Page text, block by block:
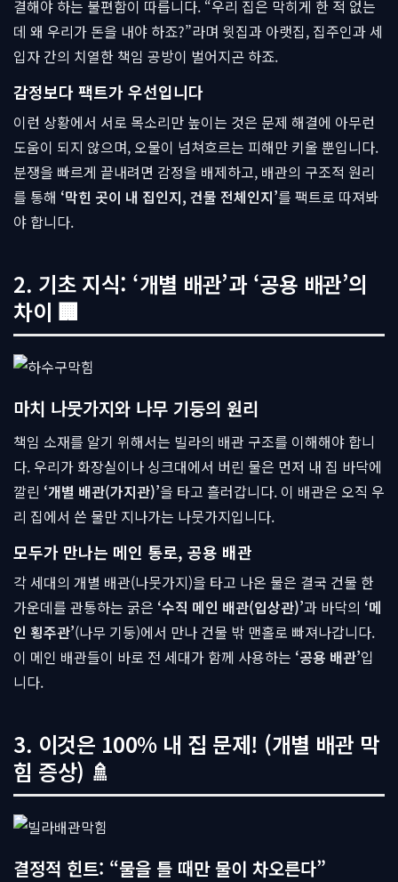
결해야 하는 불편함이 따릅니다. “우리 집은 막히게 한 적 없는
데 왜 우리가 돈을 내야 하죠?”라며 윗집과 아랫집, 집주인과 세
입자 간의 치열한 책임 공방이 벌어지곤 하죠.
감정보다 팩트가 우선입니다
이런 상황에서 서로 목소리만 높이는 것은 문제 해결에 아무런
도움이 되지 않으며, 오물이 넘쳐흐르는 피해만 키울 뿐입니다.
분쟁을 빠르게 끝내려면 감정을 배제하고, 배관의 구조적 원리
를 통해 ‘막힌 곳이 내 집인지, 건물 전체인지’를 팩트로 따져봐
야 합니다.
2. 기초 지식: ‘개별 배관’과 ‘공용 배관’의
차이 🏢
마치 나뭇가지와 나무 기둥의 원리
책임 소재를 알기 위해서는 빌라의 배관 구조를 이해해야 합니
다. 우리가 화장실이나 싱크대에서 버린 물은 먼저 내 집 바닥에
깔린 ‘개별 배관(가지관)’을 타고 흘러갑니다. 이 배관은 오직 우
리 집에서 쓴 물만 지나가는 나뭇가지입니다.
모두가 만나는 메인 통로, 공용 배관
각 세대의 개별 배관(나뭇가지)을 타고 나온 물은 결국 건물 한
가운데를 관통하는 굵은 ‘수직 메인 배관(입상관)’과 바닥의 ‘메
인 횡주관’(나무 기둥)에서 만나 건물 밖 맨홀로 빠져나갑니다.
이 메인 배관들이 바로 전 세대가 함께 사용하는 ‘공용 배관’입
니다.
3. 이것은 100% 내 집 문제! (개별 배관 막
힘 증상) 🚿
결정적 힌트: “물을 틀 때만 물이 차오른다”